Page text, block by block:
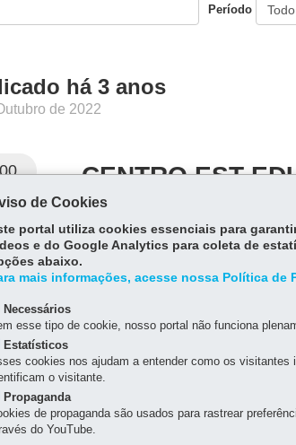
Período
há 3 anos
de 2022
CENTRO EST
Telefone:
SECRETARIA DE ESTADO DA
de Cookies
portal utiliza cookies essenciais para
e do Google Analytics para coleta de
abaixo.
mais informações, acesse nossa Política de
Necessários
esse tipo de cookie, nosso portal não funciona
Estatísticos
cookies nos ajudam a entender como os
o visitante.
Propaganda
de propaganda são usados para rastrear
do YouTube.